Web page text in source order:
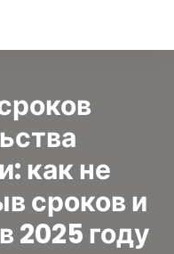
как не
сроков и
2025 году